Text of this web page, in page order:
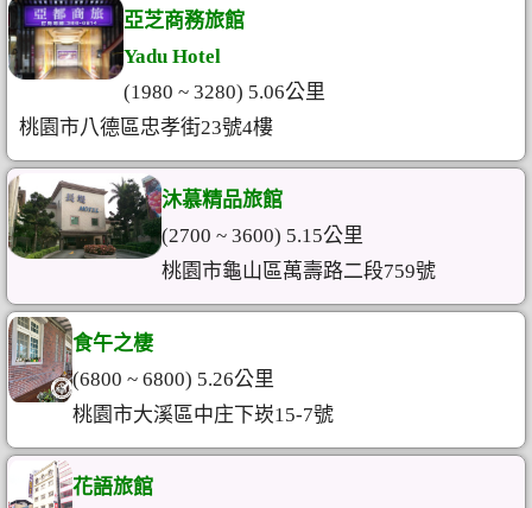
亞芝商務旅館
Yadu Hotel
(1980 ~ 3280) 5.06公里
桃園市八德區忠孝街23號4樓
沐慕精品旅館
(2700 ~ 3600) 5.15公里
桃園市龜山區萬壽路二段759號
食午之棲
(6800 ~ 6800) 5.26公里
桃園市大溪區中庄下崁15-7號
花語旅館